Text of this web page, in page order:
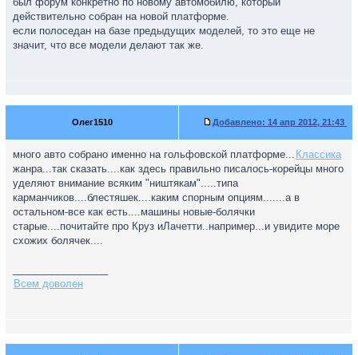
действительно собран на новой платформе.
если полоседан на базе предыдущих моделей, то это еще не
значит, что все модели делают так же.
Олег1510 Добавлено: 14 апр 2012, 21:43
много авто собрано именно на гольфовской платформе... Классика
жанра...так сказать....как здесь правильно писалось-корейцы много
уделяют внимание всяким "ништякам".....типа
карманчиков....блестяшек....каким спорным опциям.......а в
остальном-все как есть....машины новые-болячки
старые....почитайте про Круз иЛачетти..например...и увидите море
схожих болячек....
Всем доволен